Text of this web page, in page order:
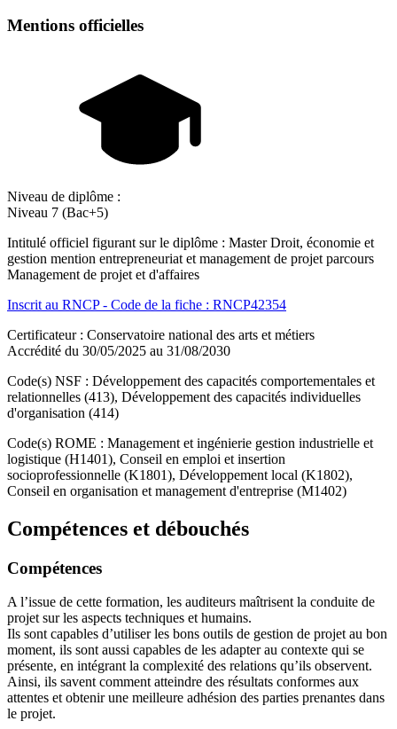
Mentions officielles
Niveau de diplôme :
Niveau 7 (Bac+5)
Intitulé officiel figurant sur le diplôme : Master Droit, économie et
gestion mention entrepreneuriat et management de projet parcours
Management de projet et d'affaires
Inscrit au RNCP - Code de la fiche : RNCP42354
Certificateur : Conservatoire national des arts et métiers
Accrédité du 30/05/2025 au 31/08/2030
Code(s) NSF : Développement des capacités comportementales et
relationnelles (413), Développement des capacités individuelles
d'organisation (414)
Code(s) ROME : Management et ingénierie gestion industrielle et
logistique (H1401), Conseil en emploi et insertion
socioprofessionnelle (K1801), Développement local (K1802),
Conseil en organisation et management d'entreprise (M1402)
Compétences et débouchés
Compétences
A l’issue de cette formation, les auditeurs maîtrisent la conduite de
projet sur les aspects techniques et humains.
Ils sont capables d’utiliser les bons outils de gestion de projet au bon
moment, ils sont aussi capables de les adapter au contexte qui se
présente, en intégrant la complexité des relations qu’ils observent.
Ainsi, ils savent comment atteindre des résultats conformes aux
attentes et obtenir une meilleure adhésion des parties prenantes dans
le projet.